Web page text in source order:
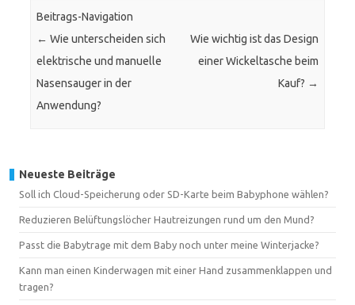
Beitrags-Navigation
← Wie unterscheiden sich
elektrische und manuelle
Nasensauger in der
Anwendung?
Wie wichtig ist das Design
einer Wickeltasche beim
Kauf? →
Neueste Beiträge
Soll ich Cloud-Speicherung oder SD-Karte beim Babyphone wählen?
Reduzieren Belüftungslöcher Hautreizungen rund um den Mund?
Passt die Babytrage mit dem Baby noch unter meine Winterjacke?
Kann man einen Kinderwagen mit einer Hand zusammenklappen und
tragen?